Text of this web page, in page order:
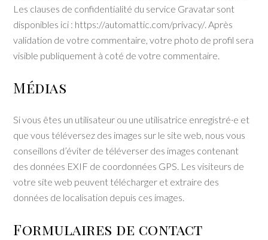
Les clauses de confidentialité du service Gravatar sont
disponibles ici : https://automattic.com/privacy/. Après
validation de votre commentaire, votre photo de profil sera
visible publiquement à coté de votre commentaire.
Médias
Si vous êtes un utilisateur ou une utilisatrice enregistré·e et
que vous téléversez des images sur le site web, nous vous
conseillons d’éviter de téléverser des images contenant
des données EXIF de coordonnées GPS. Les visiteurs de
votre site web peuvent télécharger et extraire des
données de localisation depuis ces images.
Formulaires de contact